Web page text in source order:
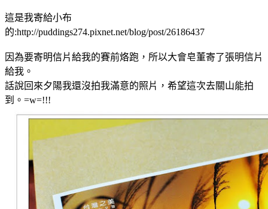
這是我寄給小布
的:http://puddings274.pixnet.net/blog/post/26186437
因為要寄明信片給我的賽前烙跑，所以大會皂董寄了張明信片
給我。
話說回來夕陽我還沒拍我滿意的照片，希望這次去關山能拍
到。=w=!!!